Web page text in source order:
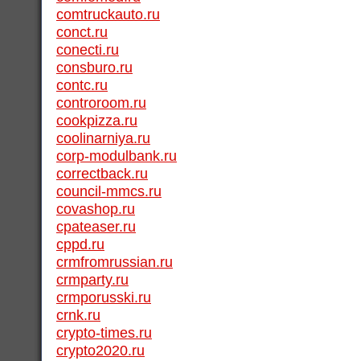
comtruckauto.ru
conct.ru
conecti.ru
consburo.ru
contc.ru
controroom.ru
cookpizza.ru
coolinarniya.ru
corp-modulbank.ru
correctback.ru
council-mmcs.ru
covashop.ru
cpateaser.ru
cppd.ru
crmfromrussian.ru
crmparty.ru
crmporusski.ru
crnk.ru
crypto-times.ru
crypto2020.ru